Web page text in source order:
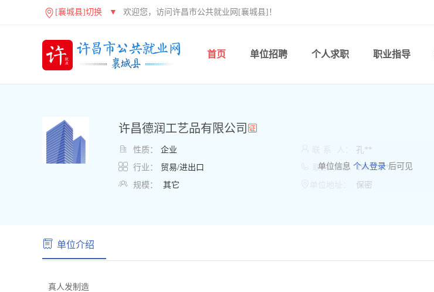
[襄城县]切换 ▼ 欢迎您，访问许昌市公共就业网[襄城县]！
首页 单位招聘 个人求职 职业指导
许昌德润工艺品有限公司
 性质： 企业
 行业： 贸易/进出口
 规模： 其它
单位信息 个人登录后可见
孔**
联系方式： 196*******
保密
单位介绍
真人发制造